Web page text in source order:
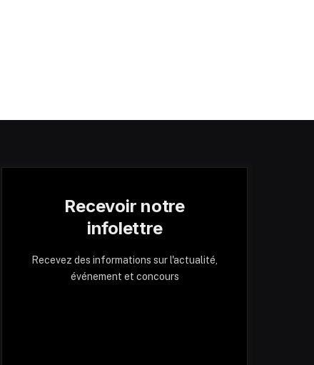
Recevoir notre
infolettre
Recevez des informations sur l'actualité,
événement et concours